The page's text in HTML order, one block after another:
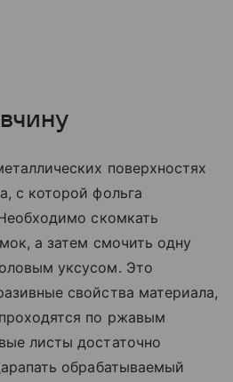
поверхностях
с которой фольга
скомкать
а затем смочить одну
уксусом. Это
свойства материала,
по ржавым
листы достаточно
обрабатываемый